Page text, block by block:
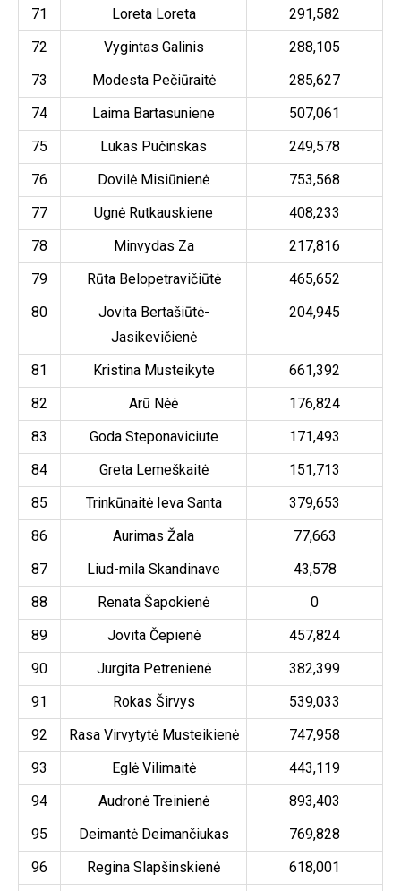
71
Loreta Loreta
291,582
72
Vygintas Galinis
288,105
73
Modesta Pečiūraitė
285,627
74
Laima Bartasuniene
507,061
75
Lukas Pučinskas
249,578
76
Dovilė Misiūnienė
753,568
77
Ugnė Rutkauskiene
408,233
78
Minvydas Za
217,816
79
Rūta Belopetravičiūtė
465,652
80
Jovita Bertašiūtė-
Jasikevičienė
204,945
81 Kristina Musteikyte
661,392
82
Arū Nėė
176,824
83
Goda Steponaviciute
171,493
84
Greta Lemeškaitė
151,713
85
Trinkūnaitė Ieva Santa
379,653
86
Aurimas Žala
77,663
87
Liud-mila Skandinave
43,578
88
Renata Šapokienė
0
89
Jovita Čepienė
457,824
90
Jurgita Petrenienė
382,399
91
Rokas Širvys
539,033
92
Rasa Virvytytė Musteikienė
747,958
93
Eglė Vilimaitė
443,119
94
Audronė Treinienė
893,403
95
Deimantė Deimančiukas
769,828
96
Regina Slapšinskienė
618,001